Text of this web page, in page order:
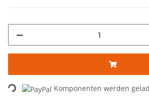
Loading... Komponenten werden